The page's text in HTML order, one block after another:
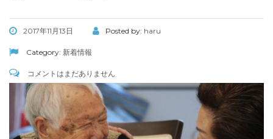
2017年11月13日 Posted by: haru
Category: 新着情報
コメントはまだありません